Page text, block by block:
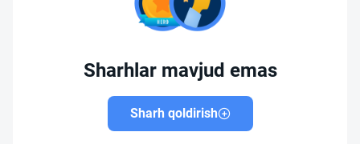
Sharhlar mavjud emas
Sharh qoldirish